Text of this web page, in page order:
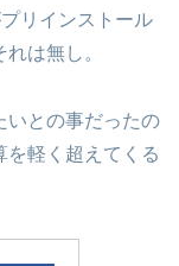
リインストール
は無し。
いとの事だったの
を軽く超えてくる